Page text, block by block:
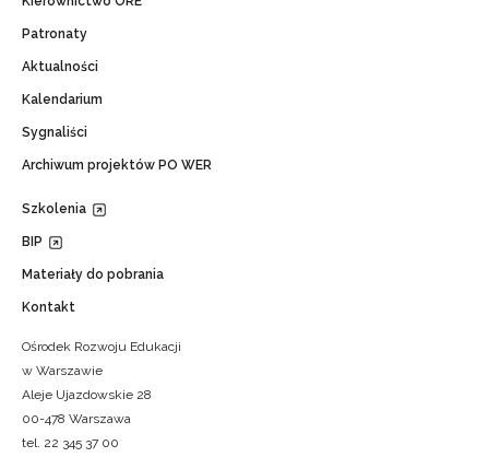
Patronaty
Aktualności
Kalendarium
Sygnaliści
Archiwum projektów PO WER
Szkolenia
BIP
Materiały do pobrania
Kontakt
Ośrodek Rozwoju Edukacji
w Warszawie
Aleje Ujazdowskie 28
00-478 Warszawa
tel. 22 345 37 00